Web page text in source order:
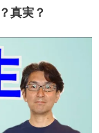
真実？